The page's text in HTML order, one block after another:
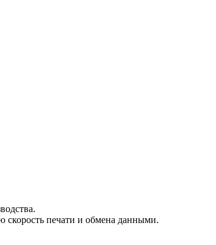
скорость печати и обмена данными.